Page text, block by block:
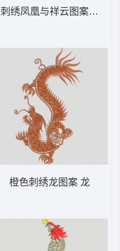
刺绣凤凰与祥云图案 凤凰
橙色刺绣龙图案 龙